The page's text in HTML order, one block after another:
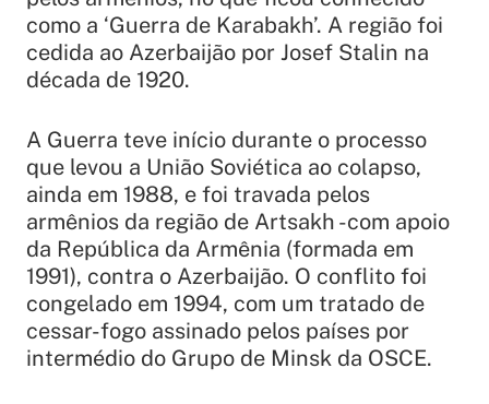
como a ‘Guerra de Karabakh’. A região foi
cedida ao Azerbaijão por Josef Stalin na
década de 1920.
A Guerra teve início durante o processo
que levou a União Soviética ao colapso,
ainda em 1988, e foi travada pelos
armênios da região de Artsakh -com apoio
da República da Armênia (formada em
1991), contra o Azerbaijão. O conflito foi
congelado em 1994, com um tratado de
cessar-fogo assinado pelos países por
intermédio do Grupo de Minsk da OSCE.